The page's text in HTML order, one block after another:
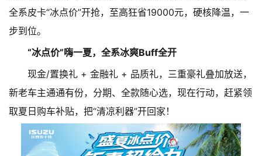
全系皮卡“冰点价”开抢，至高狂省19000元，硬核降温，一
步到位。
“冰点价”嗨一夏，全系冰爽Buff全开
现金/置换礼 + 金融礼 + 品质礼，三重豪礼叠加放送，
新老车主通通有份，分期、全款随心选，现在行动，赶紧领
取夏日购车补贴，把“清凉利器”开回家！